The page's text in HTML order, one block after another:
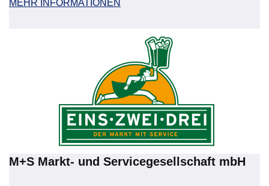
MEHR INFORMATIONEN
M+S Markt- und Servicegesellschaft mbH